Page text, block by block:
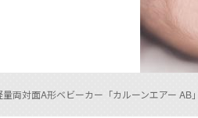
量両対面A形ベビーカー「カルーンエアー AB